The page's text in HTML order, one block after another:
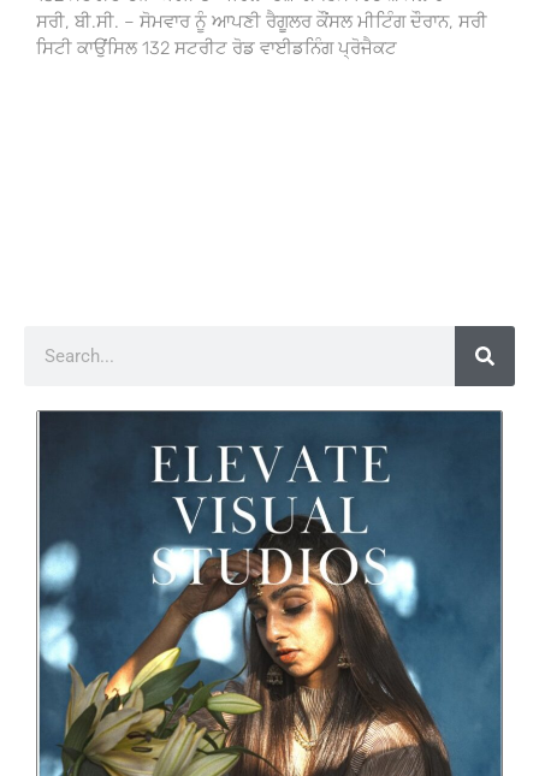
ਸਰੀ, ਬੀ.ਸੀ. – ਸੋਮਵਾਰ ਨੂੰ ਆਪਣੀ ਰੈਗੂਲਰ ਕੌਂਸਲ ਮੀਟਿੰਗ ਦੌਰਾਨ, ਸਰੀ
ਸਿਟੀ ਕਾਉਂਸਿਲ 132 ਸਟਰੀਟ ਰੋਡ ਵਾਈਡਨਿੰਗ ਪ੍ਰੋਜੈਕਟ